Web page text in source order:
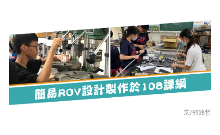
文/郭銘哲